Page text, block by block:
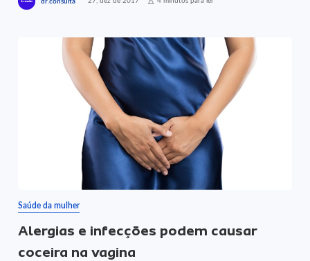
Saúde da mulher
Alergias e infecções podem causar
coceira na vagina